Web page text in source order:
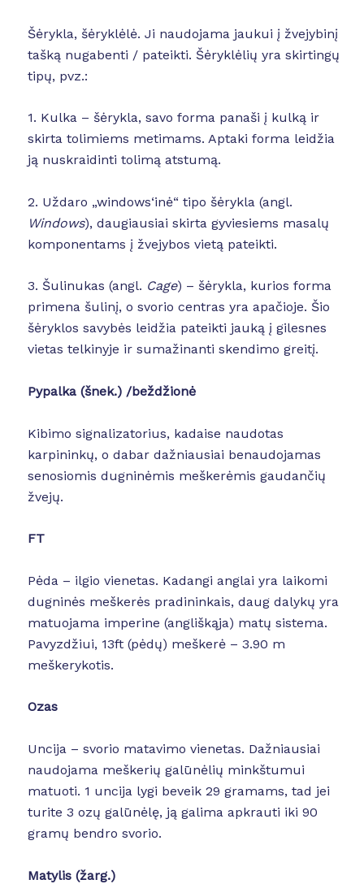
Šėrykla, šėryklėlė. Ji naudojama jaukui į žvejybinį
tašką nugabenti / pateikti. Šėryklėlių yra skirtingų
tipų, pvz.:
1. Kulka – šėrykla, savo forma panaši į kulką ir
skirta tolimiems metimams. Aptaki forma leidžia
ją nuskraidinti tolimą atstumą.
2. Uždaro „windows‘inė“ tipo šėrykla (angl.
Windows), daugiausiai skirta gyviesiems masalų
komponentams į žvejybos vietą pateikti.
3. Šulinukas (angl. Cage) – šėrykla, kurios forma
primena šulinį, o svorio centras yra apačioje. Šio
šėryklos savybės leidžia pateikti jauką į gilesnes
vietas telkinyje ir sumažinanti skendimo greitį.
Pypalka (šnek.) /beždžionė
Kibimo signalizatorius, kadaise naudotas
karpininkų, o dabar dažniausiai benaudojamas
senosiomis dugninėmis meškerėmis gaudančių
žvejų.
FT
Pėda – ilgio vienetas. Kadangi anglai yra laikomi
dugninės meškerės pradininkais, daug dalykų yra
matuojama imperine (angliškąja) matų sistema.
Pavyzdžiui, 13ft (pėdų) meškerė – 3.90 m
meškerykotis.
Ozas
Uncija – svorio matavimo vienetas. Dažniausiai
naudojama meškerių galūnėlių minkštumui
matuoti. 1 uncija lygi beveik 29 gramams, tad jei
turite 3 ozų galūnėlę, ją galima apkrauti iki 90
gramų bendro svorio.
Matylis (žarg.)